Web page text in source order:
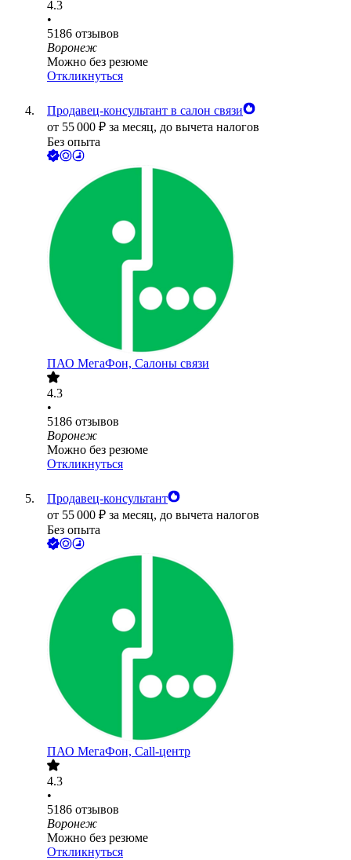
4.3
•
5186 отзывов
Воронеж
Можно без резюме
Откликнуться
Продавец-консультант в салон связи
от 55 000 ₽ за месяц, до вычета налогов
Без опыта
ПАО МегаФон, Салоны связи
4.3
•
5186 отзывов
Воронеж
Можно без резюме
Откликнуться
Продавец-консультант
от 55 000 ₽ за месяц, до вычета налогов
Без опыта
ПАО МегаФон, Call-центр
4.3
•
5186 отзывов
Воронеж
Можно без резюме
Откликнуться